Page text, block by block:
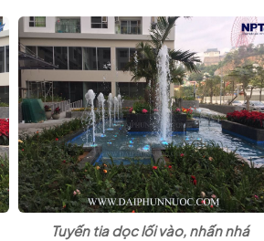
Tuyến tia dọc lối vào, nhấn nhá